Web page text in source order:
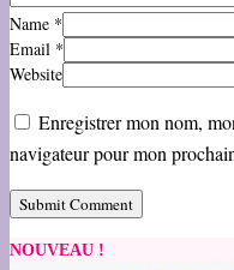
Name *
Email *
Website
Enregistrer mon nom,
navigateur pour mon
NOUVEAU !